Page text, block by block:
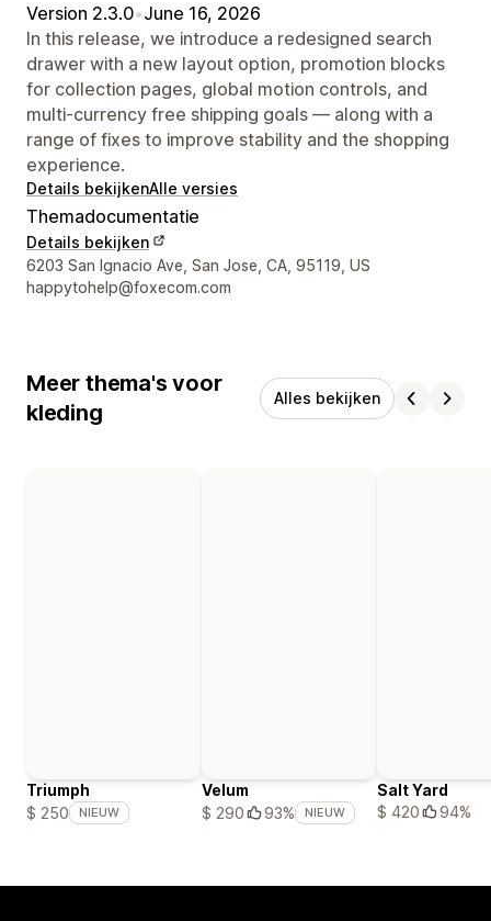
Version 2.3.0•June 16, 2026
In this release, we introduce a redesigned search
drawer with a new layout option, promotion blocks
for collection pages, global motion controls, and
multi-currency free shipping goals — along with a
range of fixes to improve stability and the shopping
experience.
Details bekijkenAlle versies
Themadocumentatie
Details bekijken
Contactgegevens ontwerper
6203 San Ignacio Ave, San Jose, CA, 95119, US
happytohelp@foxecom.com
Meer thema's voor
kleding
Alles bekijken
Triumph
$ 250
NIEUW
Velum
$ 290
93% NIEUW
Salt Yard
$ 420
94%